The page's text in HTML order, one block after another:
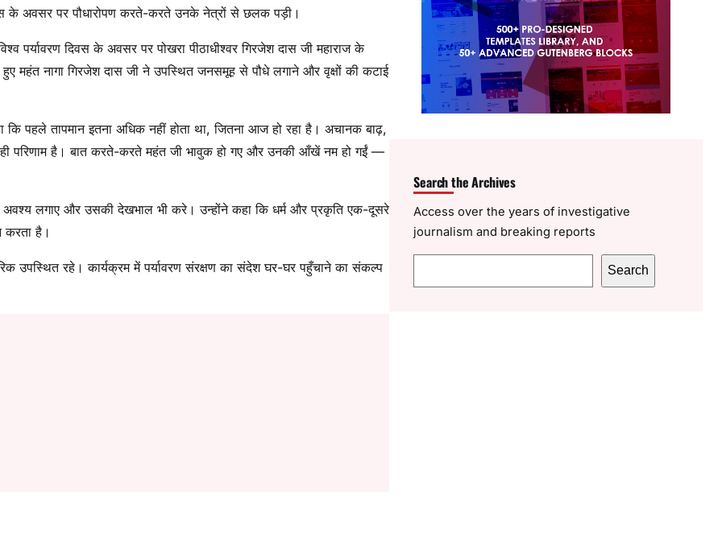
के अवसर पर पौधारोपण करते-करते उनके नेत्रों से छलक पड़ी।
पर्यावरण दिवस के अवसर पर पोखरा पीठाधीश्वर गिरजेश दास जी महाराज के
हुए महंत नागा गिरजेश दास जी ने उपस्थित जनसमूह से पौधे लगाने और वृक्षों की कटाई
पहले तापमान इतना अधिक नहीं होता था, जितना आज हो रहा है। अचानक बाढ़,
परिणाम है। बात करते-करते महंत जी भावुक हो गए और उनकी आँखें नम हो गईं —
लगाए और उसकी देखभाल भी करे। उन्होंने कहा कि धर्म और प्रकृति एक-दूसरे
करता है।
उपस्थित रहे। कार्यक्रम में पर्यावरण संरक्षण का संदेश घर-घर पहुँचाने का संकल्प
Search the Archives
Access over the years of investigative
journalism and breaking reports
e
Search